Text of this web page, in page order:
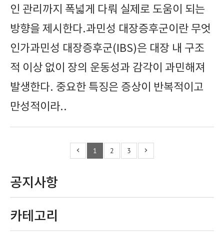
인 관리까지 폭넓게 다뤄 실제로 도움이 되는
방향을 제시한다.과민성 대장증후군이란 무엇
인가과민성 대장증후군(IBS)은 대장 내 구조
적 이상 없이 장의 운동성과 감각이 과민해져
발생한다. 중요한 특징은 증상이 반복적이고
만성적이라..
1 2 3
공지사항
카테고리